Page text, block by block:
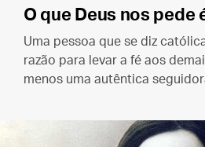
O que Deus nos pede
Uma pessoa que se diz
razão para levar a fé aos
menos uma autêntica